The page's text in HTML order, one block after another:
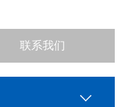
联系我们